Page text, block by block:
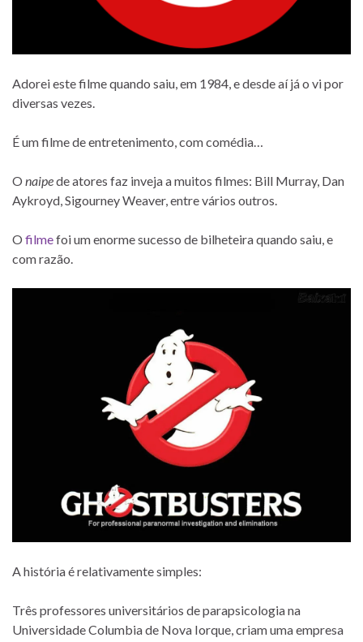
Adorei este filme quando saiu, em 1984, e desde aí já o vi por
diversas vezes.
É um filme de entretenimento, com comédia…
O naipede atores faz inveja a muitos filmes: Bill Murray, Dan
Aykroyd, Sigourney Weaver, entre vários outros.
O filmefoi um enorme sucesso de bilheteira quando saiu, e
com razão.
A história é relativamente simples:
Três professores universitários de parapsicologia na
Universidade Columbia de Nova Iorque, criam uma empresa